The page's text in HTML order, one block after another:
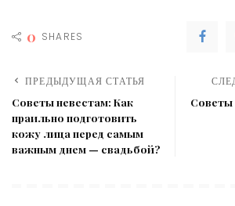
0 SHARES
ПРЕДЫДУЩАЯ СТАТЬЯ
Советы невестам: Как
праильно подготовить
кожу лица перед самым
важным днем — свадьбой?
Советы